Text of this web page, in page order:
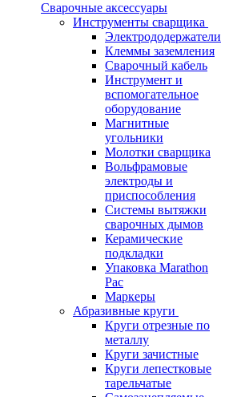
Сварочные аксессуары
Инструменты сварщика
Электрододержатели
Клеммы заземления
Сварочный кабель
Инструмент и
вспомогательное
оборудование
Магнитные
угольники
Молотки сварщика
Вольфрамовые
электроды и
приспособления
Системы вытяжки
сварочных дымов
Керамические
подкладки
Упаковка Marathon
Pac
Маркеры
Абразивные круги
Круги отрезные по
металлу
Круги зачистные
Круги лепестковые
тарельчатые